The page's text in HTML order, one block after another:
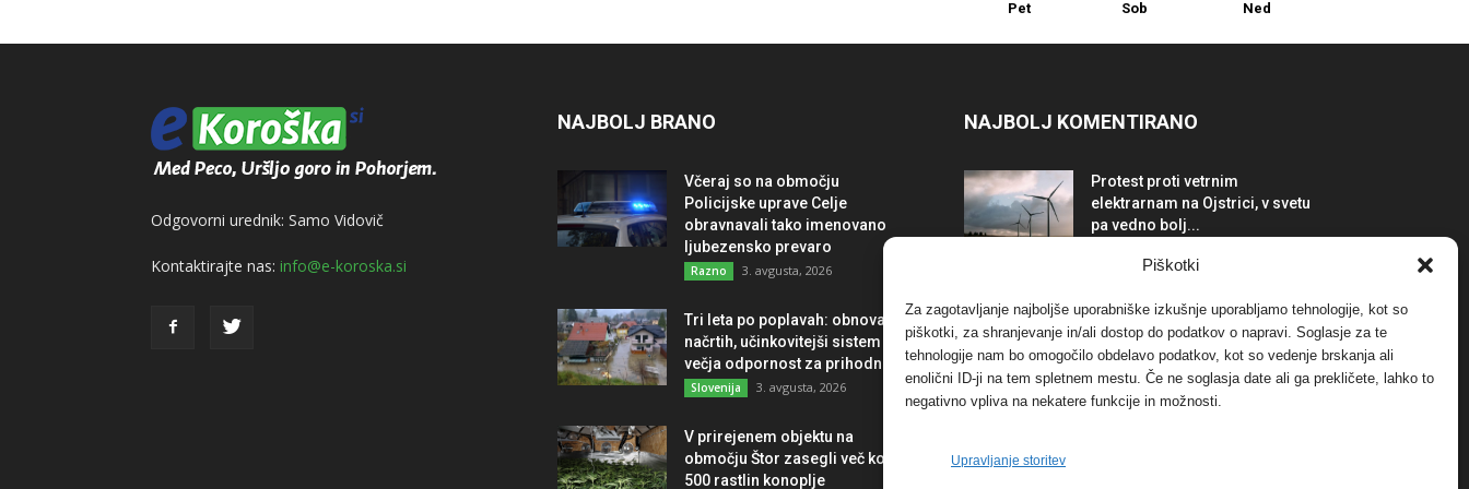
Piškotki
Za zagotavljanje najboljše uporabniške izkušnje uporabljamo tehnologije, kot so
piškotki, za shranjevanje in/ali dostop do podatkov o napravi. Soglasje za te
tehnologije nam bo omogočilo obdelavo podatkov, kot so vedenje brskanja ali
enolični ID-ji na tem spletnem mestu. Če ne soglasja date ali ga prekličete, lahko to
negativno vpliva na nekatere funkcije in možnosti.
Upravljanje storitev
Pet Sob Ned
Odgovorni urednik: Samo Vidovič
Kontaktirajte nas: info@e-koroska.si
NAJBOLJ BRANO
Včeraj so na območju
Policijske uprave Celje
obravnavali tako imenovano
ljubezensko prevaro
Razno 3. avgusta, 2026
Tri leta po poplavah: obnova po
načrtih, učinkovitejši sistem in
večja odpornost za prihodnost
Slovenija 3. avgusta, 2026
V prirejenem objektu na
območju Štor zasegli več kot
500 rastlin konoplje
NAJBOLJ KOMENTIRANO
Protest proti vetrnim
elektrarnam na Ojstrici, v svetu
pa vedno bolj...
elektrarnam Verbund
Dogodki 29. januarja, 2018
FOTO: Razstava cvetličarskega